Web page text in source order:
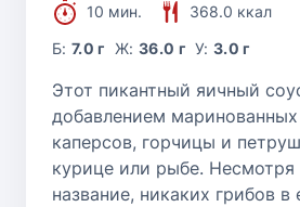
10 мин.
368.0 ккал
Б:7.0 г Ж: 36.0 г У:3.0 г
Этот пикантный яичный
добавлением маринованных
каперсов, горчицы и
курице или рыбе. Несмотря
название, никаких грибов в